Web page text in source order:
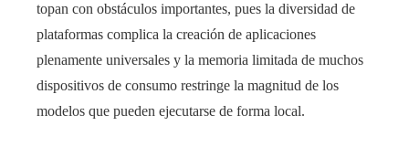
topan con obstáculos importantes, pues la diversidad de
plataformas complica la creación de aplicaciones
plenamente universales y la memoria limitada de muchos
dispositivos de consumo restringe la magnitud de los
modelos que pueden ejecutarse de forma local.